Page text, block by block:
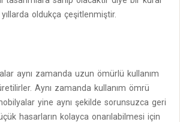
oldukça çeşitlenmiştir.
aynı zamanda uzun ömürlü kullanım
Aynı zamanda kullanım ömrü
yine aynı şekilde sorunsuzca geri
hasarların kolayca onarılabilmesi için